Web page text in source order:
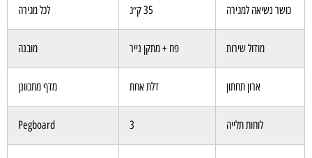
כושר נשיאה למגירה לכל מגירה
מודול שירות פח + מתקן נייר מובנה
ארון תחתון דלת אחת מדף מתכוונן
לוחות תלייה Pegboard